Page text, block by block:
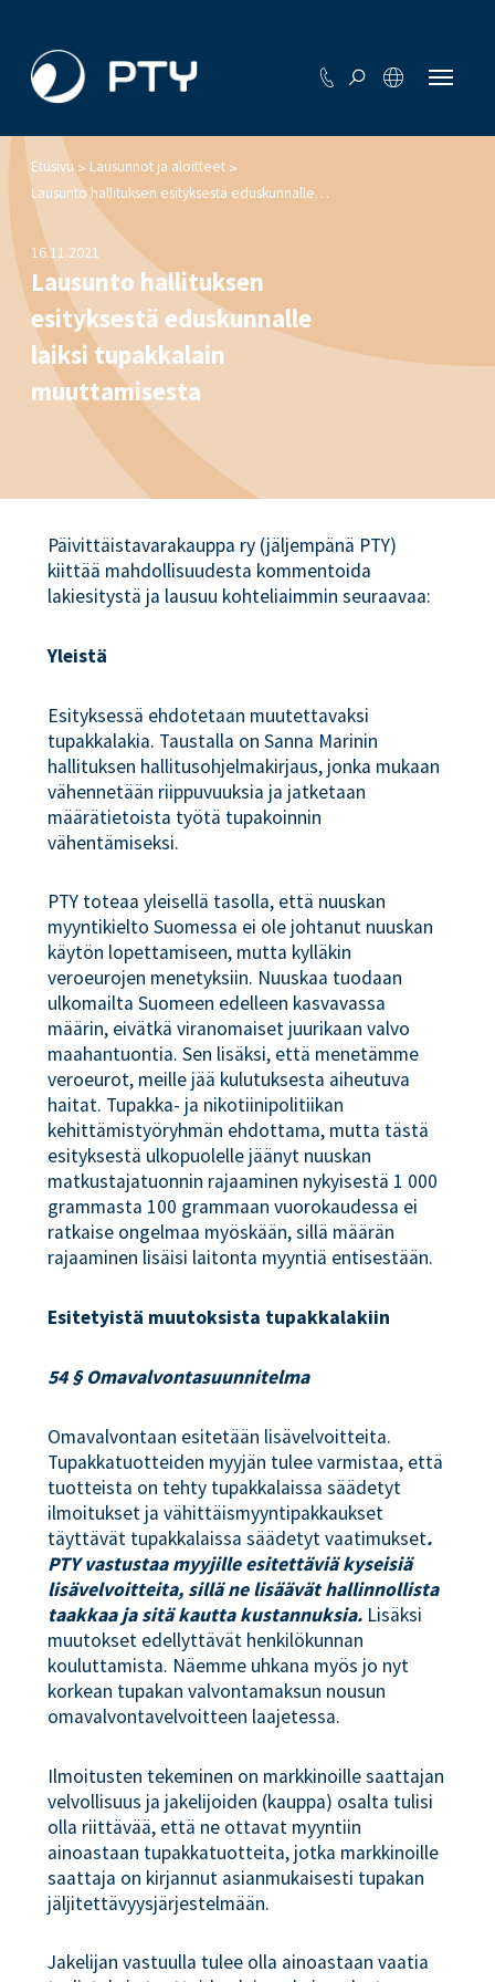
Etusivu> Lausunnot ja aloitteet >
Lausunto hallituksen esityksestä eduskunnalle laiksi tupakkalain muuttamisesta
16.11.2021
Lausunto hallituksen
esityksestä eduskunnalle
laiksi tupakkalain
muuttamisesta
Päivittäistavarakauppa ry (jäljempänä PTY)
kiittää mahdollisuudesta kommentoida
lakiesitystä ja lausuu kohteliaimmin seuraavaa:
Yleistä
Esityksessä ehdotetaan muutettavaksi
tupakkalakia. Taustalla on Sanna Marinin
hallituksen hallitusohjelmakirjaus, jonka mukaan
vähennetään riippuvuuksia ja jatketaan
määrätietoista työtä tupakoinnin
vähentämiseksi.
PTY toteaa yleisellä tasolla, että nuuskan
myyntikielto Suomessa ei ole johtanut nuuskan
käytön lopettamiseen, mutta kylläkin
veroeurojen menetyksiin. Nuuskaa tuodaan
ulkomailta Suomeen edelleen kasvavassa
määrin, eivätkä viranomaiset juurikaan valvo
maahantuontia. Sen lisäksi, että menetämme
veroeurot, meille jää kulutuksesta aiheutuva
haitat. Tupakka- ja nikotiinipolitiikan
kehittämistyöryhmän ehdottama, mutta tästä
esityksestä ulkopuolelle jäänyt nuuskan
matkustajatuonnin rajaaminen nykyisestä 1 000
grammasta 100 grammaan vuorokaudessa ei
ratkaise ongelmaa myöskään, sillä määrän
rajaaminen lisäisi laitonta myyntiä entisestään.
Esitetyistä muutoksista tupakkalakiin
54 § Omavalvontasuunnitelma
Omavalvontaan esitetään lisävelvoitteita.
Tupakkatuotteiden myyjän tulee varmistaa, että
tuotteista on tehty tupakkalaissa säädetyt
ilmoitukset ja vähittäismyyntipakkaukset
täyttävät tupakkalaissa säädetyt vaatimukset.
PTY vastustaa myyjille esitettäviä kyseisiä
lisävelvoitteita, sillä ne lisäävät hallinnollista
taakkaa ja sitä kautta kustannuksia. Lisäksi
muutokset edellyttävät henkilökunnan
kouluttamista. Näemme uhkana myös jo nyt
korkean tupakan valvontamaksun nousun
omavalvontavelvoitteen laajetessa.
Ilmoitusten tekeminen on markkinoille saattajan
velvollisuus ja jakelijoiden (kauppa) osalta tulisi
olla riittävää, että ne ottavat myyntiin
ainoastaan tupakkatuotteita, jotka markkinoille
saattaja on kirjannut asianmukaisesti tupakan
jäljitettävyysjärjestelmään.
Jakelijan vastuulla tulee olla ainoastaan vaatia